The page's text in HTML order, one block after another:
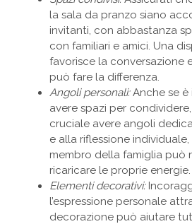
la sala da pranzo siano
invitanti, con abbastanza
con familiari e amici. Una
favorisce la conversazione
può fare la differenza.
Angoli personali:Anche se è
avere spazi per
cruciale avere angoli
e alla riflessione
membro della famiglia può
ricaricare le proprie energie.
Elementi decorativi:
l’espressione personale
decorazione può aiutare